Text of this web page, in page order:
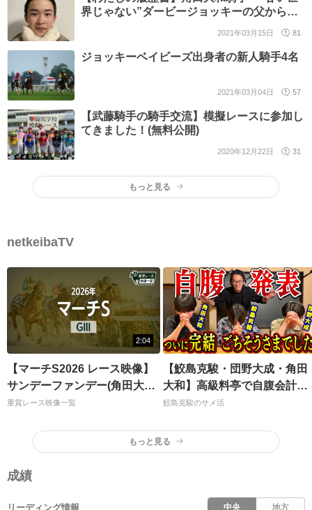
界じゃない”ダービージョッキーの父から叱
2021年03月15日 81
ジョッキーベイビーズ出身者の新人騎手4名
2021年03月04日 57
【武藤騎手の騎手交流】模擬レースに参加し
てきました！(無料公開)
2020年12月22日 31
もっと見る
netkeibaTV
2:04
【マーチS2026 レース映像】
サンデーファンデー(角田大
和)/JRA 結果
重賞レース映像一覧
【鮫島克駿・団野大成・角田
大和】高級料亭で自腹会計を
支払うのは誰だ？【サメ活
鮫島克駿のサメ活
もっと見る
成績
リーディング情報 中央 地方